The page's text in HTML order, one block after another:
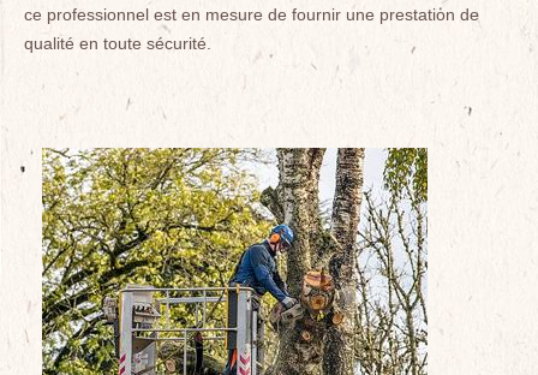
ce professionnel est en mesure de fournir une prestation de
qualité en toute sécurité.